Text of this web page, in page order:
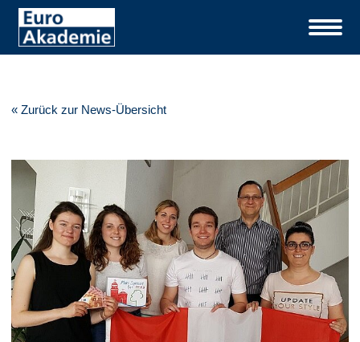
« Zurück zur News-Übersicht